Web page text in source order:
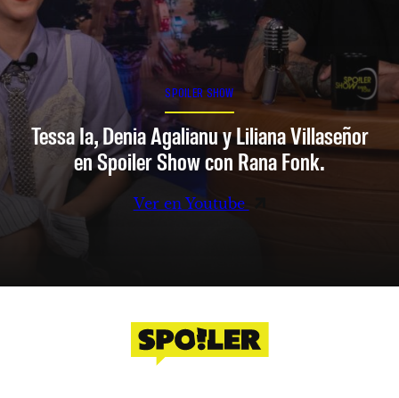
SPOILER SHOW
Tessa Ia, Denia Agalianu y Liliana Villaseñor
en Spoiler Show con Rana Fonk.
Ver en Youtube